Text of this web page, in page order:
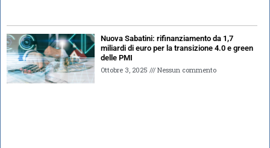
Nuova Sabatini: rifinanziamento da 1,7
miliardi di euro per la transizione 4.0 e green
delle PMI
Ottobre 3, 2025
Nessun commento